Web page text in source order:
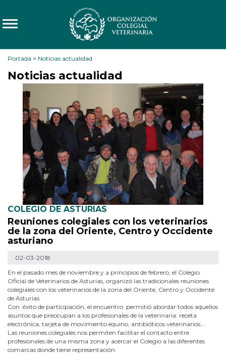
Portada > Noticias actualidad
Noticias actualidad
COLEGIO DE ASTURIAS
Reuniones colegiales con los veterinarios
de la zona del Oriente, Centro y Occidente
asturiano
02-03-2018
En el pasado mes de noviembre y a principios de febrero, el Colegio
Oficial de Veterinarios de Asturias, organizó las tradicionales reuniones
colegiales con los veterinarios de la zona del Oriente, Centro y Occidente
de Asturias.
Con éxito de participación, el encuentro permitió abordar todos aquellos
asuntos que preocupan a los profesionales de la veterinaria: receta
electrónica, tarjeta de movimiento equino, antibióticos veterinarios…
Las reuniones colegiales nos permiten facilitar el contacto entre
profesionales de una misma zona y acercar el Colegio a las diferentes
comarcas donde tiene representación.